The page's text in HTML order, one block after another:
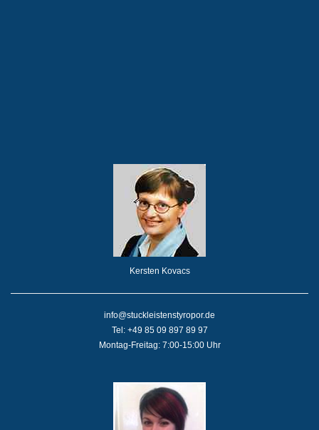
Kersten Kovacs
info@stuckleistenstyropor.de
Tel: +49 85 09 897 89 97
Montag-Freitag: 7:00-15:00 Uhr